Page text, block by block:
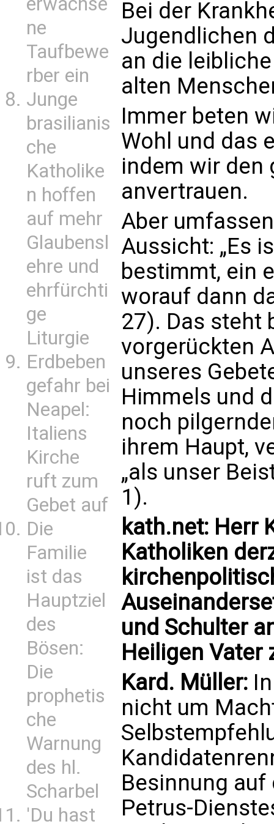
ne
Taufbewe
rber ein
Junge
brasilianis
che
Katholike
n hoffen
auf mehr
Glaubensl
ehre und
ehrfürchti
ge
Liturgie
Erdbeben
gefahr bei
Neapel:
Italiens
Kirche
ruft zum
Gebet auf
Die
Familie
ist das
Hauptziel
des
Bösen:
Die
prophetis
che
Warnung
des hl.
Scharbel
'Du hast
Bei der
Jugendlichen
an die
alten
Immer beten
Wohl und das
indem wir den
anvertrauen.
Aber
Aussicht: „Es
bestimmt, ein
worauf dann
27). Das steht
vorgerückten
unseres
Himmels und
noch
ihrem Haupt,
„als unser
1).
kath.net: Herr
Katholiken
und Schulter
Heiligen Vater
Kard. Müller:
nicht um
Besinnung
Petrus-